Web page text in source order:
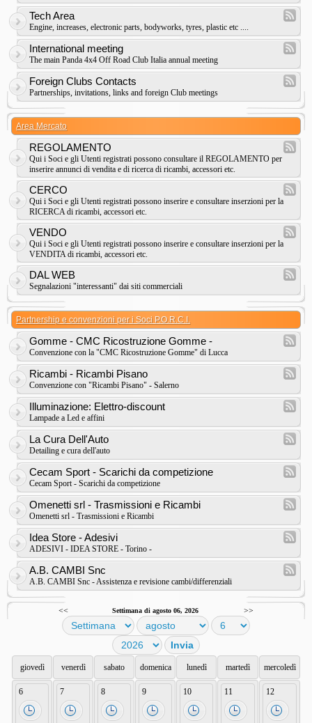
Tech Area
Engine, increases, electronic parts, bodyworks, tyres, plastic etc ....
International meeting
The main Panda 4x4 Off Road Club Italia annual meeting
Foreign Clubs Contacts
Partnerships, invitations, links and foreign Club meetings
Area Mercato
REGOLAMENTO
Qui i Soci e gli Utenti registrati possono consultare il REGOLAMENTO per
inserire annunci di vendita e di ricerca di ricambi, accessori etc.
CERCO
Qui i Soci e gli Utenti registrati possono inserire e consultare inserzioni per la
RICERCA di ricambi, accessori etc.
VENDO
Qui i Soci e gli Utenti registrati possono inserire e consultare inserzioni per la
VENDITA di ricambi, accessori etc.
DAL WEB
Segnalazioni "interessanti" dai siti commerciali
Partnership e convenzioni per i Soci P.O.R.C.I.
Gomme - CMC Ricostruzione Gomme -
Convenzione con la "CMC Ricostruzione Gomme" di Lucca
Ricambi - Ricambi Pisano
Convenzione con "Ricambi Pisano" - Salerno
Illuminazione: Elettro-discount
Lampade a Led e affini
La Cura Dell'Auto
Detailing e cura dell'auto
Cecam Sport - Scarichi da competizione
Cecam Sport - Scarichi da competizione
Omenetti srl - Trasmissioni e Ricambi
Omenetti srl - Trasmissioni e Ricambi
Idea Store - Adesivi
ADESIVI - IDEA STORE - Torino -
A.B. CAMBI Snc
A.B. CAMBI Snc - Assistenza e revisione cambi/differenziali
<< Settimana di agosto 06, 2026 >>
giovedì venerdì sabato domenica lunedì martedì mercoledì
6 7 8 9 10 11 12